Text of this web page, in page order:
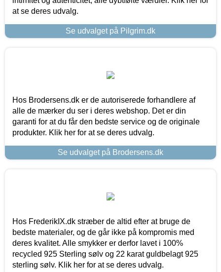
at se deres udvalg.
Se udvalget på Pilgrim.dk
Hos Brodersens.dk er de autoriserede forhandlere af
alle de mærker du ser i deres webshop. Det er din
garanti for at du får den bedste service og de originale
produkter. Klik her for at se deres udvalg.
Se udvalget på Brodersens.dk
Hos FrederikIX.dk stræber de altid efter at bruge de
bedste materialer, og de går ikke på kompromis med
deres kvalitet. Alle smykker er derfor lavet i 100%
recycled 925 Sterling sølv og 22 karat guldbelagt 925
sterling sølv. Klik her for at se deres udvalg.